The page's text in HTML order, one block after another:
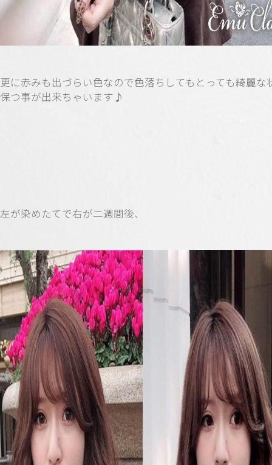
更に赤みも出づらい色なので色落ちしてもとっても綺麗な
保つ事が出来ちゃいます♪
左が染めたてで右が二週間後、